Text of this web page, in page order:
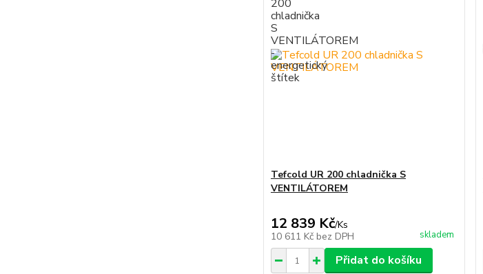
Tefcold UR 200 chladnička S
VENTILÁTOREM
12 839 Kč/Ks
10 611 Kč bez DPH skladem
Přidat do košíku